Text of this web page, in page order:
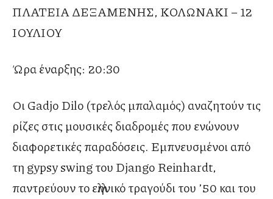
ΠΛΑΤΕΙΑ ΔΕΞΑΜΕΝΗΣ, ΚΟΛΩΝΑΚΙ – 12
ΙΟΥΛΙΟΥ
Ώρα έναρξης: 20:30
Οι Gadjo Dilo (τρελός μπαλαμός) αναζητούν τις
ρίζες στις μουσικές διαδρομές που ενώνουν
διαφορετικές παραδόσεις. Εμπνευσμένοι από
τη gypsy swing του Django Reinhardt,
παντρεύουν το ελληνικό τραγούδι του ’50 και του